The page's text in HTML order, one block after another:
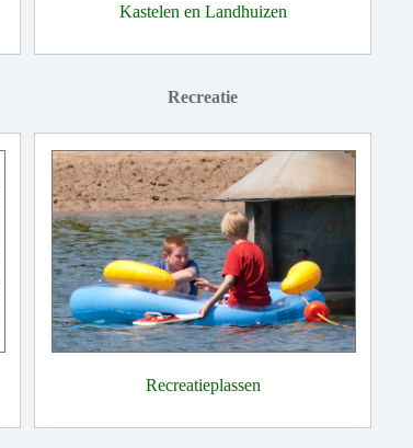
Kastelen en Landhuizen
Recreatie
Recreatieplassen